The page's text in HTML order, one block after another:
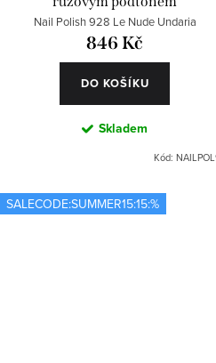
Nail Polish 928 Le Nude Undaria
846 Kč
DO KOŠÍKU
Skladem
Kód:
SALECODE:SUMMER15:15:%